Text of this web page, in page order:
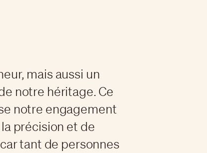
mais aussi un
notre héritage. Ce
notre engagement
précision et de
tant de personnes